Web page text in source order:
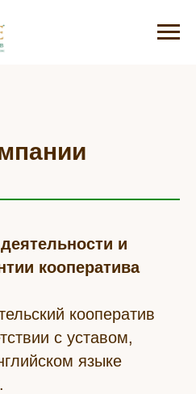
и
кооператива
кооператив
с уставом,
языке